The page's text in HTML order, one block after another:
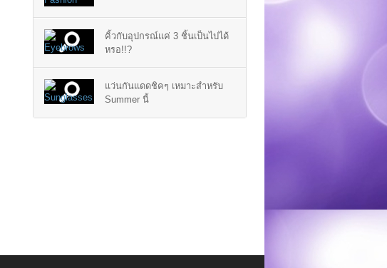
คิ้วกับอุปกรณ์แค่ 3 ชิ้นเป็นไปได้
หรอ!!?
แว่นกันแดดชิคๆ เหมาะสำหรับ
Summer นี้